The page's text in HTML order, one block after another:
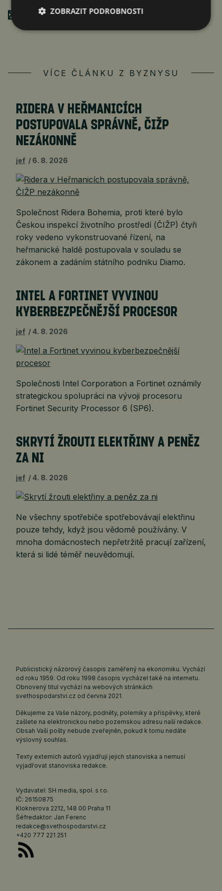
Poslat mailem
VÍCE ČLÁNKU Z BYZNYSU
RIDERA V HEŘMANICÍCH
POSTUPOVALA SPRÁVNĚ, ČIŽP
NEZÁKONNĚ
jef 6. 8. 2026
Společnost Ridera Bohemia, proti které bylo
Českou inspekcí životního prostředí (ČIŽP) čtyři
roky vedeno vykonstruované řízení, na
heřmanické haldě postupovala v souladu se
zákonem a zadáním státního podniku Diamo.
INTEL A FORTINET VYVINOU
KYBERBEZPEČNĚJŠÍ PROCESOR
jef 4. 8. 2026
Společnosti Intel Corporation a Fortinet oznámily
strategickou spolupráci na vývoji procesoru
Fortinet Security Processor 6 (SP6).
SKRYTÍ ŽROUTI ELEKTŘINY A PENĚZ
ZA NI
jef 4. 8. 2026
Ne všechny spotřebiče spotřebovávají elektřinu
pouze tehdy, když jsou vědomě používány. V
mnoha domácnostech nepřetržitě pracují zařízení,
která si lidé téměř neuvědomují.
Publicistický názorový časopis zaměřený na ekonomiku. Vychází
od roku 1959. Od roku 1998 časopis vycházel také na internetu.
Obnovený titul vychází na webových stránkách
svethospodarstvi.cz od června 2021.
Děkujeme za Vaše názory, podněty, polemiky a příspěvky, které
zašlete na elektronickou nebo pozemskou adresu naší redakce.
Obsah Vaší pošty nebude zveřejněn, pokud k tomu nedáte
výslovný souhlas.
Texty externích autorů vyjadřují jejich stanoviska a nemusí
vyjadřovat stanoviska redakce.
Vydavatel: SH media, spol. s r.o.
IČ: 26150875
Kloknerova 2212, 148 00 Praha 11
Šéfredaktor: Jan Ferenc
redakce@svethospodarstvi.cz
+420 777 221 251
ZOBRAZIT PODROBNOSTI